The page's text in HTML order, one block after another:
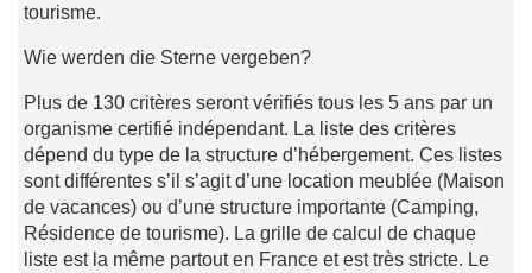
tourisme.
Wie werden die Sterne vergeben?
Plus de 130 critères seront vérifiés tous les 5 ans par un
organisme certifié indépendant. La liste des critères
dépend du type de la structure d’hébergement. Ces listes
sont différentes s’il s’agit d’une location meublée (Maison
de vacances) ou d’une structure importante (Camping,
Résidence de tourisme). La grille de calcul de chaque
liste est la même partout en France et est très stricte. Le